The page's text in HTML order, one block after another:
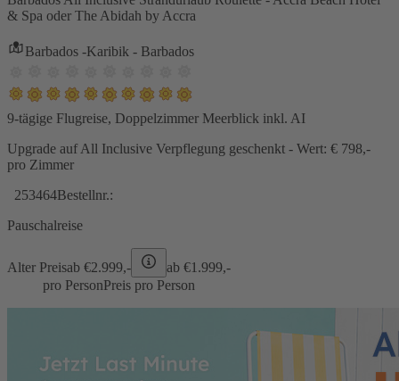
& Spa oder The Abidah by Accra
Barbados -Karibik - Barbados
9-tägige Flugreise, Doppelzimmer Meerblick inkl. AI
Upgrade auf All Inclusive Verpflegung geschenkt - Wert: € 798,-
pro Zimmer
253464Bestellnr.:
Pauschalreise
Alter Preisab €2.999,- ab €1.999,-
pro PersonPreis pro Person